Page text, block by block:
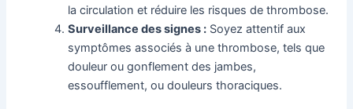
la circulation et réduire les risques de thrombose.
Surveillance des signes : Soyez attentif aux
symptômes associés à une thrombose, tels que
douleur ou gonflement des jambes,
essoufflement, ou douleurs thoraciques.